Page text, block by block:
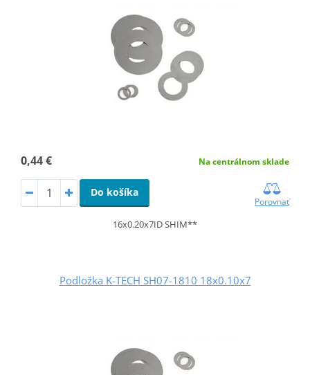
0,44 € Na centrálnom sklade
Do košíka
Porovnať
16x0.20x7ID SHIM**
Podložka K-TECH SH07-1810 18x0.10x7